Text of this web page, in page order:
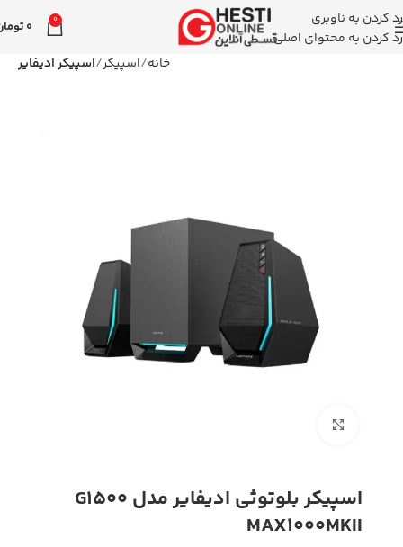
رد کردن به ناوبری
رد کردن به محتوای اصلی
0
0
خانه اسپیکر اسپیکر ادیفایر
اسپیکر بلوتوثی ادیفایر مدل G1500
MAX1000MKII